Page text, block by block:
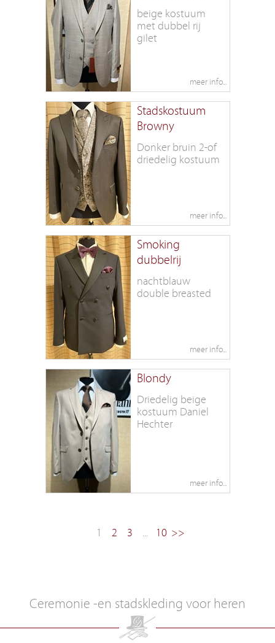
beige kostuum
met dubbel rij
gilet
Stadskostuum
Browny
Donker bruin 2-of
driedelig kostuum
Smoking
dubbelrij
nachtblauw
double breasted
Blondy
Driedelig beige
kostuum Daniel
Hechter
1 2 3 ... 10 >>
Ceremonie -en stadskleding voor heren